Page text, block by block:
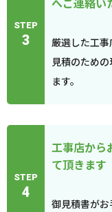
STEP
3
厳選した工
見積のため
ます。
STEP
4
工事店から
て頂きます
御見積書が